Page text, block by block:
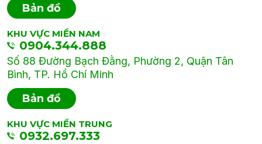
Bản đồ
KHU VỰC MIỀN NAM
0904.344.888
Số 88 Đường Bạch Đằng, Phường 2, Quận Tân
Bình, TP. Hồ Chí Minh
Bản đồ
KHU VỰC MIỀN TRUNG
0932.697.333